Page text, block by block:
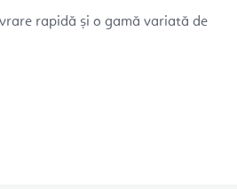
rapidă și o gamă variată de